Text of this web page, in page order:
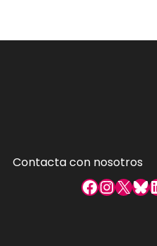
Contacta con nosotros
X